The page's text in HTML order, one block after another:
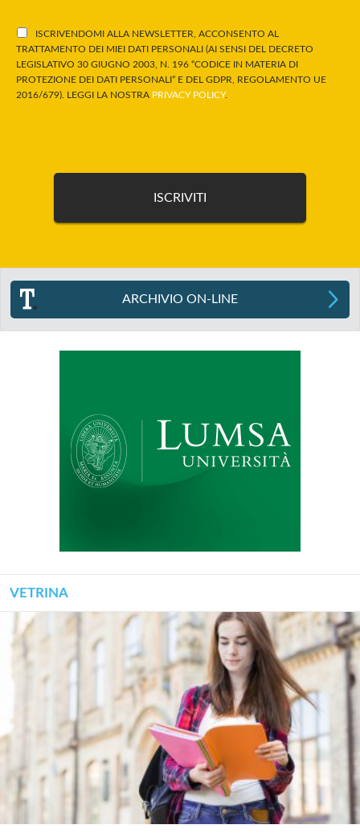
ISCRIVENDOMI ALLA NEWSLETTER, ACCONSENTO AL
TRATTAMENTO DEI MIEI DATI PERSONALI (AI SENSI DEL DECRETO
LEGISLATIVO 30 GIUGNO 2003, N. 196 “CODICE IN MATERIA DI
PROTEZIONE DEI DATI PERSONALI” E DEL GDPR, REGOLAMENTO UE
2016/679). LEGGI LA NOSTRA PRIVACY POLICY.
ARCHIVIO ON-LINE
VETRINA